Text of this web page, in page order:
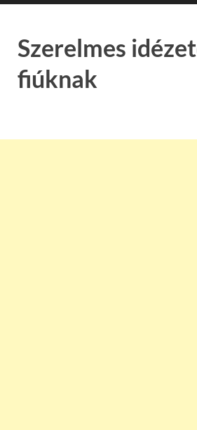
Szerelmes
fiúknak